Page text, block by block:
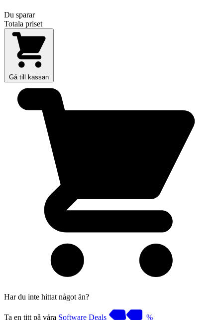
Du sparar
Totala priset
Gå till kassan
Har du inte hittat något än?
Ta en titt på våra Software Deals %